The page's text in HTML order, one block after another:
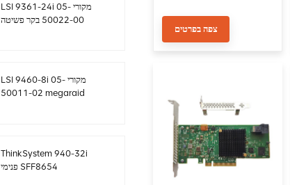
צפה בפרטים
LSI 9361-24i מקורי 05-
50022-00 בקר פשיטה
LSI 9460-8i מקורי 05-
50011-02 megaraid
ThinkSystem 940-32i
פנימי SFF8654